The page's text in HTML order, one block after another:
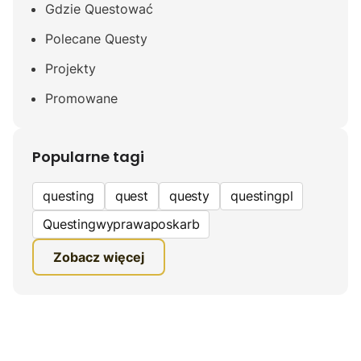
Gdzie Questować
Polecane Questy
Projekty
Promowane
Popularne tagi
questing quest questy
questingpl
Questingwyprawaposkarb
edukacyjna gra terenowa
fundacja questingu
Zobacz więcej